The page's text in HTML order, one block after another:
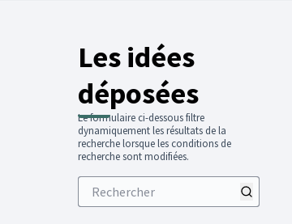
Les idées
déposées
Le formulaire ci-dessous filtre
dynamiquement les résultats de la
recherche lorsque les conditions de
recherche sont modifiées.